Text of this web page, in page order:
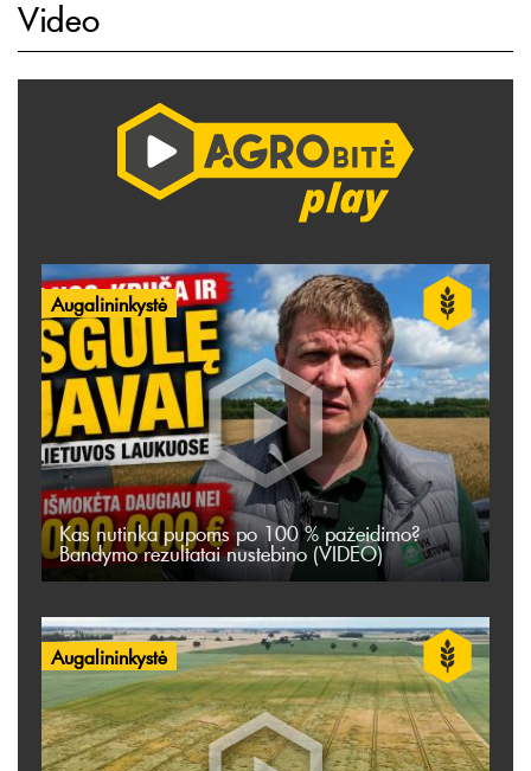
Video
Augalininkystė
Kas nutinka pupoms po 100 % pažeidimo?
Bandymo rezultatai nustebino (VIDEO)
Augalininkystė